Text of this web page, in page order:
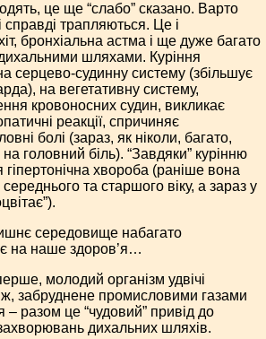
це ще “слабо” сказано. Варто
справді трапляються. Це і
бронхіальна астма і ще дуже багато
дихальними шляхами. Куріння
серцево-судинну систему (збільшує
на вегетативну систему,
кровоносних судин, викликає
реакції, спричиняє
болі (зараз, як ніколи, багато,
на головний біль). “Завдяки” курінню
хвороба (раніше вона
та старшого віку, а зараз у
середовище набагато
на наше здоров’я…
молодий організм удвічі
забруднене промисловими газами
– разом це “чудовий” привід до
захворювань дихальних шляхів.